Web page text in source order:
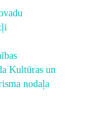
Kultūras un
nodaļa